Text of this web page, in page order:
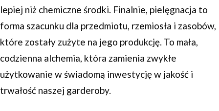
lepiej niż chemiczne środki. Finalnie, pielęgnacja to
forma szacunku dla przedmiotu, rzemiosła i zasobów,
które zostały zużyte na jego produkcję. To mała,
codzienna alchemia, która zamienia zwykłe
użytkowanie w świadomą inwestycję w jakość i
trwałość naszej garderoby.